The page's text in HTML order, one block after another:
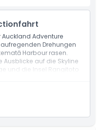
Auckland Adventure
Drehungen
Harbour rasen.
auf die Skyline
und die Insel Rangitoto